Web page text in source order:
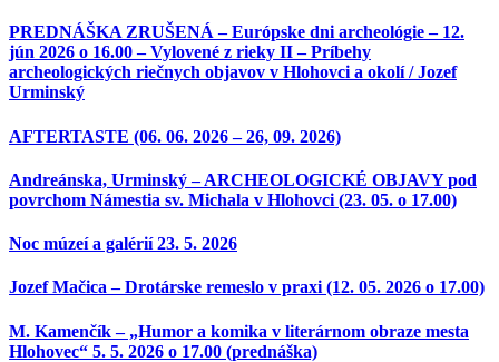
PREDNÁŠKA ZRUŠENÁ – Európske dni archeológie – 12.
jún 2026 o 16.00 – Vylovené z rieky II – Príbehy
archeologických riečnych objavov v Hlohovci a okolí / Jozef
Urminský
AFTERTASTE (06. 06. 2026 – 26, 09. 2026)
Andreánska, Urminský – ARCHEOLOGICKÉ OBJAVY pod
povrchom Námestia sv. Michala v Hlohovci (23. 05. o 17.00)
Noc múzeí a galérií 23. 5. 2026
Jozef Mačica – Drotárske remeslo v praxi (12. 05. 2026 o 17.00)
M. Kamenčík – „Humor a komika v literárnom obraze mesta
Hlohovec“ 5. 5. 2026 o 17.00 (prednáška)